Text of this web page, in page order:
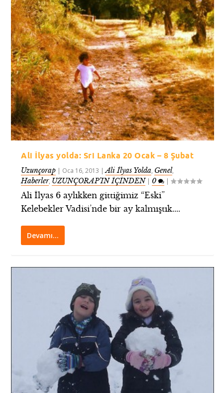
Ali İlyas yolda: Sri Lanka 20 Ocak – 8 Şubat
Uzunçorap | Oca 16, 2013 |Ali İlyas Yolda, Genel,
Haberler, UZUNÇORAP’IN İÇİNDEN| 0 |
Ali İlyas 6 aylıkken gittiğimiz “Eski”
Kelebekler Vadisi’nde bir ay kalmıştık....
Devamı…